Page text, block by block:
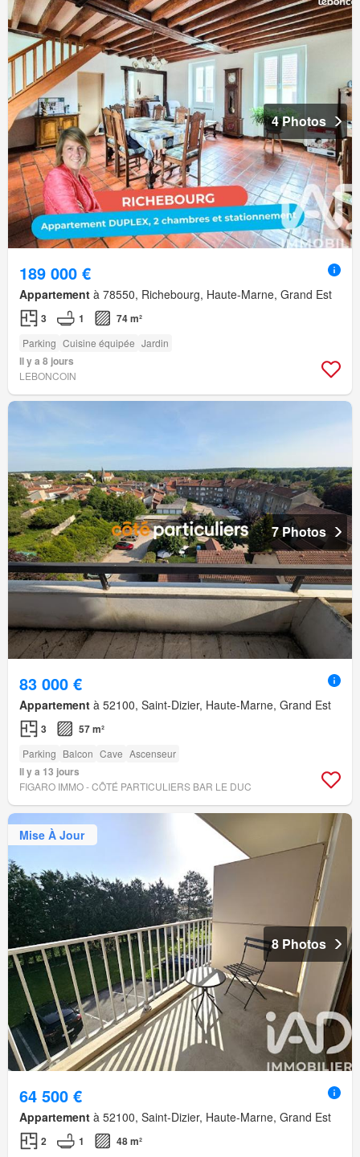
4 Photos
189 000 €
Appartement à 78550, Richebourg, Haute-Marne, Grand Est
3 1 74 m²
Parking Cuisine équipée Jardin
Il y a 8 jours
LEBONCOIN
7 Photos
83 000 €
Appartement à 52100, Saint-Dizier, Haute-Marne, Grand Est
3 57 m²
Parking Balcon Cave Ascenseur
Il y a 13 jours
FIGARO IMMO - CÔTÉ PARTICULIERS BAR LE DUC
Mise À Jour
8 Photos
64 500 €
Appartement à 52100, Saint-Dizier, Haute-Marne, Grand Est
2 1 48 m²